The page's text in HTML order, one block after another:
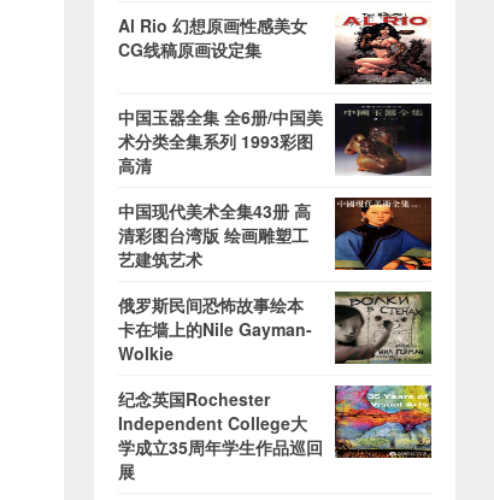
Al Rio 幻想原画性感美女
CG线稿原画设定集
中国玉器全集 全6册/中国美
术分类全集系列 1993彩图
高清
中国现代美术全集43册 高
清彩图台湾版 绘画雕塑工
艺建筑艺术
俄罗斯民间恐怖故事绘本
卡在墙上的Nile Gayman-
Wolkie
纪念英国Rochester
Independent College大
学成立35周年学生作品巡回
展